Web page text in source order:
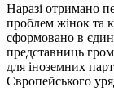
Наразі отримано
проблем жінок та
сформовано в
представниць
для іноземних
Європейського